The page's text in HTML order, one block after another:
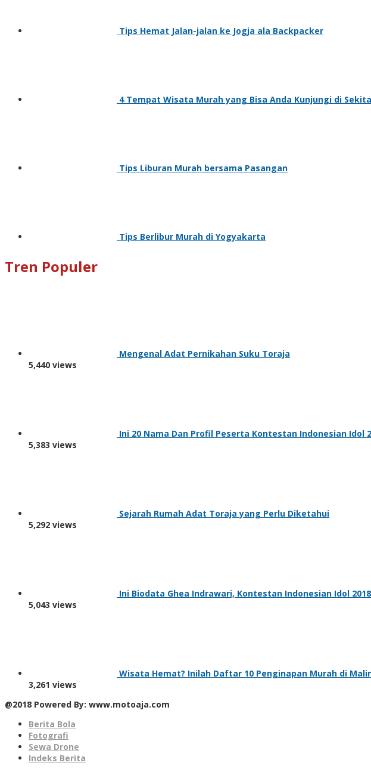
Tips Hemat Jalan-jalan ke Jogja ala Backpacker
4 Tempat Wisata Murah yang Bisa Anda Kunjungi di
Tips Liburan Murah bersama Pasangan
Tips Berlibur Murah di Yogyakarta
Tren Populer
Mengenal Adat Pernikahan Suku Toraja
5,440 views
Ini 20 Nama Dan Profil Peserta Kontestan Indonesian Idol
5,383 views
Sejarah Rumah Adat Toraja yang Perlu Diketahui
5,292 views
Ini Biodata Ghea Indrawari, Kontestan Indonesian Idol 2018
5,043 views
Wisata Hemat? Inilah Daftar 10 Penginapan Murah di
3,261 views
@2018 Powered By: www.motoaja.com
Berita Bola
Fotografi
Sewa Drone
Indeks Berita